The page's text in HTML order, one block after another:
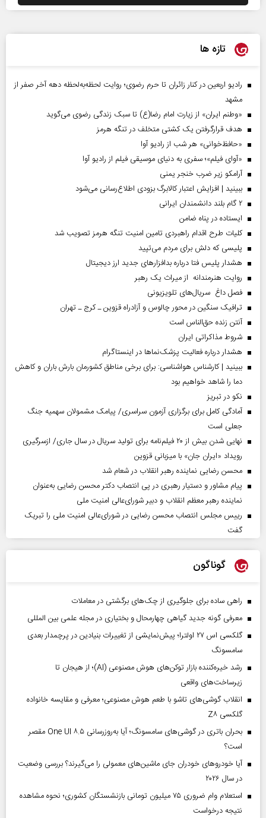
تازه ها
رادیو اربعین در کنار زائران تا حرم رضوی؛ روایت لحظه‌به‌لحظه دهه آخر صفر از
مشهد
«وطنم ایران» از زیارت امام رضا(ع) تا سبک زندگی رضوی می‌گوید
هدف قرارگرفتن یک کشتی متخلف در تنگه هرمز
«حافظ‌خوانی» هر شب از رادیو آوا
«آوای فیلم»؛ سفری به دنیای موسیقی فیلم از رادیو آوا
آرامکو زیر ضرب خنجر یمنی
ببینید | افزایش اعتبار کالابرگ بزودی اطلاع‌رسانی می‌شود
۲ گام بلند دانشمندان ایرانی
ایستاده در پناه ضامن
کلیات طرح اقدام راهبردی تامین امنیت تنگه هرمز تصویب شد
پلیسی که دلش برای مردم می‌تپید
هشدار پلیس فتا درباره بدافزار‌های جدید ارز دیجیتال
روایت هنرمندانه از میراث یک رهبر
فصل داغ سریال‌های تلویزیونی
ترافیک سنگین در محور چالوس و آزادراه قزوین ـ کرج ـ تهران
آنتن زنده حق‌الناس است
شروط مذاکراتی ایران
هشدار درباره فعالیت پزشک‌نما‌ها در اینستاگرام
ببینید | کارشناس هواشناسی: برای برخی مناطق کشورمان بارش باران و کاهش
دما را شاهد خواهیم بود
نکو در تبریز
آمادگی کامل برای برگزاری آزمون سراسری/ پیامک مشمولان سهمیه جنگ
جعلی است
نهایی شدن بیش از ۲۰ فیلم‌نامه برای تولید سریال در سال جاری/ ازسرگیری
رویداد «ایران جان» با میزبانی قزوین
محسن رضایی نماینده رهبر انقلاب در شعام شد
پیام مشاور و دستیار رهبری در پی انتصاب دکتر محسن رضایی به‌عنوان
نماینده رهبر معظم انقلاب و دبیر شورای‌عالی امنیت ملی
رییس مجلس انتصاب محسن رضایی در شورای‌عالی امنیت ملی را تبریک
گفت
گوناگون
راهی ساده برای جلوگیری از چک‌های برگشتی در معاملات
معرفی گونه جدید گیاهی چهارمحال و بختیاری در مجله علمی بین المللی
گلکسی اس ۲۷ اولترا؛ پیش‌نمایشی از تغییرات بنیادین در پرچمدار بعدی
سامسونگ
رشد خیره‌کننده بازار توکن‌های هوش مصنوعی (AI)؛ از هیجان تا
زیرساخت‌های واقعی
انقلاب گوشی‌های تاشو‌ با طعم هوش مصنوعی؛ معرفی و مقایسه خانواده
گلکسی Z۸
بحران باتری در گوشی‌های سامسونگ؛ آیا به‌روزرسانی One UI ۸.۵ مقصر
است؟
آیا خودروهای خودران جای ماشین‌های معمولی را می‌گیرند؟ بررسی وضعیت
در سال ۲۰۲۶
استعلام وام ضروری ۷۵ میلیون تومانی بازنشستگان کشوری؛ نحوه مشاهده
نتیجه درخواست